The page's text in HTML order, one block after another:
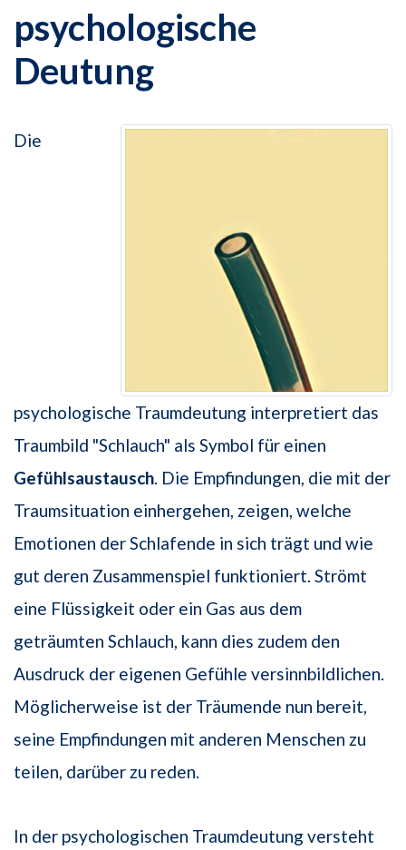
psychologische
Deutung
Die
psychologische Traumdeutung interpretiert das
Traumbild "Schlauch" als Symbol für einen
Gefühlsaustausch. Die Empfindungen, die mit der
Traumsituation einhergehen, zeigen, welche
Emotionen der Schlafende in sich trägt und wie
gut deren Zusammenspiel funktioniert. Strömt
eine Flüssigkeit oder ein Gas aus dem
geträumten Schlauch, kann dies zudem den
Ausdruck der eigenen Gefühle versinnbildlichen.
Möglicherweise ist der Träumende nun bereit,
seine Empfindungen mit anderen Menschen zu
teilen, darüber zu reden.
In der psychologischen Traumdeutung versteht